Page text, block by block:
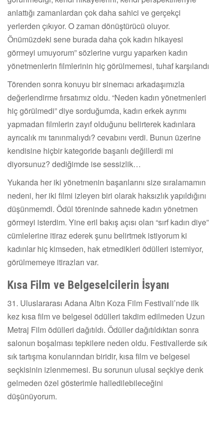
anlattığı zamanlardan çok daha sahici ve gerçekçi
yerlerden çıkıyor. O zaman dönüştürücü oluyor.
Önümüzdeki sene burada daha çok kadın hikayesi
görmeyi umuyorum” sözlerine vurgu yaparken kadın
yönetmenlerin filmlerinin hiç görülmemesi, tuhaf karşılandı
Törenden sonra konuyu bir sinemacı arkadaşımızla
değerlendirme fırsatımız oldu. “Neden kadın yönetmenleri
hiç görülmedi” diye sorduğumda, kadın erkek ayrımı
yapmadan filmlerin zayıf olduğunu belirterek kadınlara
ayrıcalık mı tanınmalıydı? cevabını verdi. Bunun üzerine
kendisine hiçbir kategoride başarılı değillerdi mi
diyorsunuz? dediğimde ise sessizlik…
Yukarıda her iki yönetmenin başarılarını size sıralamamın
nedeni, her iki filmi izleyen biri olarak haksızlık yapıldığını
düşünmemdi. Ödül töreninde sahnede kadın yönetmen
görmeyi isterdim. Yine eril bakış açısı olan “sırf kadın diye”
cümlelerine itiraz ederek şunu belirtmek istiyorum ki
kadınlar hiç kimseden, hak etmedikleri ödülleri istemiyor,
görülmemeye itirazları var.
Kısa Film ve Belgeselcilerin İsyanı
31. Uluslararası Adana Altın Koza Film Festivali’nde ilk
kez kısa film ve belgesel ödülleri takdim edilmeden Uzun
Metraj Film ödülleri dağıtıldı. Ödüller dağıtıldıktan sonra
salonun boşalması tepkilere neden oldu. Festivallerde sık
sık tartışma konularından biridir, kısa film ve belgesel
seçkisinin izlenmemesi. Bu sorunun ulusal seçkiye denk
gelmeden özel gösterimle halledilebileceğini
düşünüyorum.